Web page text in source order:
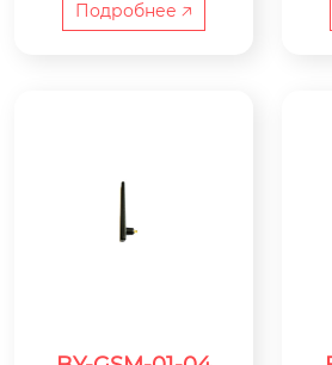
а GSM BY：ООО Цзя
син Beyondoor по п
Подробнее 🡥
а